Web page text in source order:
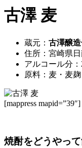
古澤 麦
蔵元： 古澤醸
住所：宮崎県日
アルコール分
原料：麦・麦麹
[mappress mapid=”39″]
焼酎をどうやっ